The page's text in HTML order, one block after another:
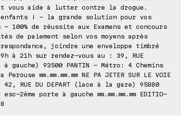
vous aide à lutter contre la drogue.
enfants ! - la grande solution pour vos
100% de réussite aux Examens et concours
de paiement selon vos moyens après
joindre une enveloppe timbré
à 21h sur rendez-vous au : 39, RUE
à gauche) 93500 PANTIN - Métro: 4 Chemins
⊠⊠.⊠⊠.⊠⊠.⊠⊠ NE PA JETER SUR LE VOIE
42, RUE DU DEPART (lace à la gare) 95880
esc-2ème porte à gauche ⊠⊠.⊠⊠.⊠⊠.⊠⊠ EDITIO-